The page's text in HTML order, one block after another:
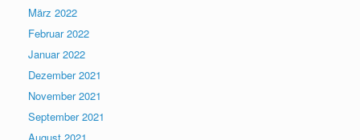
März 2022
Februar 2022
Januar 2022
Dezember 2021
November 2021
September 2021